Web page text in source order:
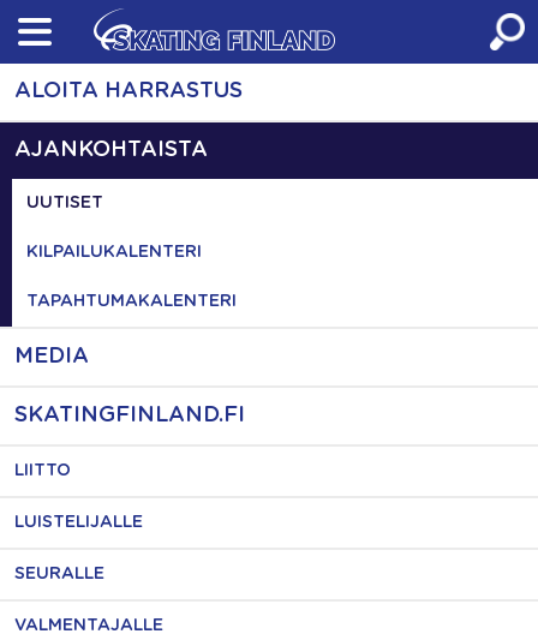
Skip
content
ALOITA HARRASTUS
AJANKOHTAISTA
UUTISET
KILPAILUKALENTERI
TAPAHTUMAKALENTERI
MEDIA
SKATINGFINLAND.FI
LIITTO
LUISTELIJALLE
SEURALLE
VALMENTAJALLE